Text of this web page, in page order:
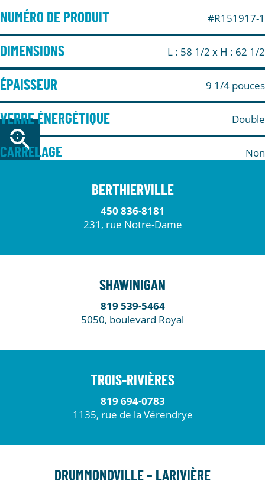
NUMÉRO DE PRODUIT #R151917-1
DIMENSIONS L : 58 1/2 x H : 62 1/2
ÉPAISSEUR 9 1/4 pouces
VERRE ÉNERGÉTIQUE Double
CARRELAGE Non
BERTHIERVILLE
450 836-8181
231, rue Notre-Dame
SHAWINIGAN
819 539-5464
5050, boulevard Royal
TROIS-RIVIÈRES
819 694-0783
1135, rue de la Vérendrye
DRUMMONDVILLE – LARIVIÈRE